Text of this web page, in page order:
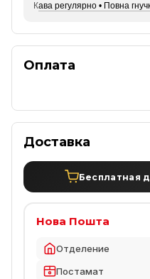
Кава регулярно • Повна
Оплата
Доставка
Бесплатная
Нова Пошта
Отделение
Постамат